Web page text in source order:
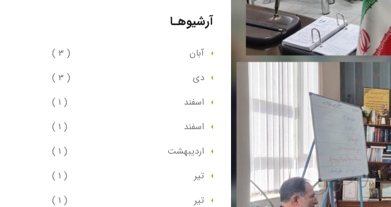
آرشیوهـا
آبان
( 3 )
دي
( 3 )
اسفند
( 1 )
اسفند
( 1 )
ارديبهشت
( 1 )
تير
( 1 )
تير
( 1 )